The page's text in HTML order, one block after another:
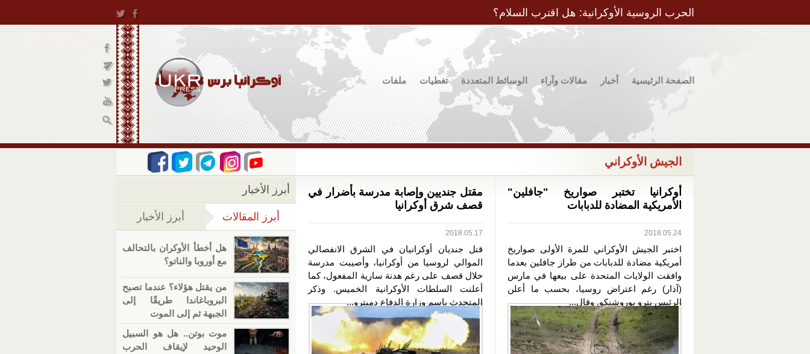
الحرب الروسية الأوكرانية: هل اقترب السلام؟
الصفحة الرئيسية أخبار مقالات وآراء الوسائط المتعددة تغطيات ملفات
الجيش الأوكراني
أوكرانيا تختبر صواريخ "جافلين"
الأمريكية المضادة للدبابات
2018.05.24
اختبر الجيش الأوكراني للمرة الأولى صواريخ
أمريكية مضادة للدبابات من طراز جافلين بعدما
وافقت الولايات المتحدة على بيعها في مارس
(آذار) رغم اعتراض روسيا، بحسب ما أعلن
الرئيس بترو بوروشنكو. وقال...
مقتل جنديين وإصابة مدرسة بأضرار في
قصف شرق أوكرانيا
2018.05.17
قتل جنديان أوكرانيان في الشرق الانفصالي
الموالي لروسيا من أوكرانيا، وأصيبت مدرسة
خلال قصف على رغم هدنة سارية المفعول، كما
أعلنت السلطات الأوكرانية الخميس. وذكر
المتحدث باسم وزارة الدفاع دميترو...
أبرز الأخبار
أبرز المقالات (علامة التبويب النشطة)
أبرز الأخبار
هل أخطأ الأوكران بالتحالف
مع أوروبا والناتو؟
من يقتل هؤلاء؟ عندما تصبح
البروباغاندا طريقًا إلى
الجبهة ثم إلى الموت
موت بوتن.. هل هو السبيل
الوحيد لإيقاف الحرب